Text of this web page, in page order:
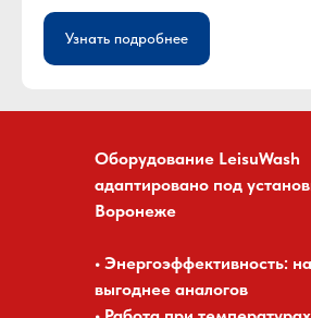
Узнать подробнее
Оборудование LeisuWash
адаптировано под
Воронеже
• Энергоэффективность:
выгоднее аналогов